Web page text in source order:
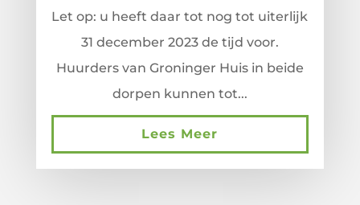
Let op: u heeft daar tot nog tot uiterlijk
31 december 2023 de tijd voor.
Huurders van Groninger Huis in beide
dorpen kunnen tot...
Lees Meer